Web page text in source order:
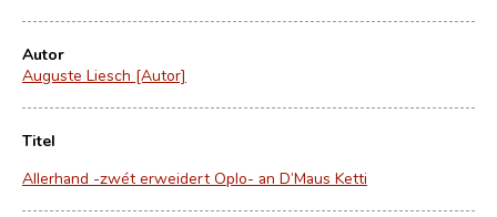
Autor
Auguste Liesch [Autor]
Titel
Allerhand -zwét erweidert Oplo- an D’Maus Ketti